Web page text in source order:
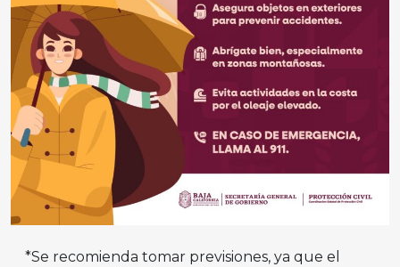
*Se recomienda tomar previsiones, ya que el